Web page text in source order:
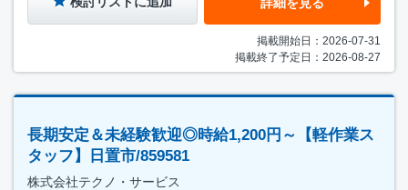
掲載開始日：2026-07-31
掲載終了予定日：2026-08-27
長期安定＆未経験歓迎◎時給1,200円～【軽作業ス
タッフ】日置市/859581
株式会社テクノ・サービス